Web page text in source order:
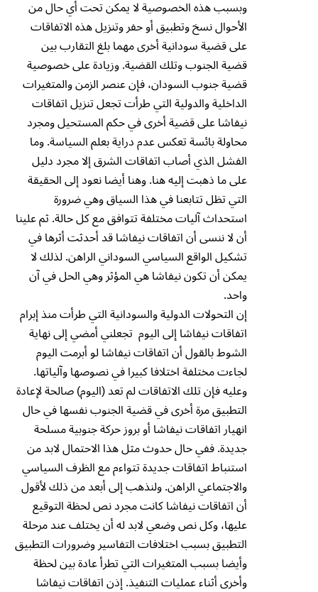
وبسبب هذه الخصوصية لا يمكن تحت أي حال من
الأحوال نسخ وتطبيق أو حفر وتنزيل هذه الاتفاقات
على قضية سودانية أخرى مهما بلغ التقارب بين
قضية الجنوب وتلك القضية. وزيادة على خصوصية
قضية جنوب السودان، فإن عنصر الزمن والمتغيرات
الداخلية والدولية التي طرأت تجعل تنزيل اتفاقات
نيفاشا على قضية أخرى في حكم المستحيل ومجرد
محاولة بائسة تعكس عدم دراية بعلم السياسة. وما
الفشل الذي أصاب اتفاقات الشرق إلا مجرد دليل
على ما ذهبت إليه هنا. وهنا أيضا نعود إلى الحقيقة
التي تظل تتابعنا في هذا السياق وهي ضرورة
استحداث آليات مختلفة تتوافق مع كل حالة. ثم علينا
أن لا ننسى أن اتفاقات نيفاشا قد أحدثت أثرها في
تشكيل الواقع السياسي السوداني الراهن. لذلك لا
يمكن أن تكون نيفاشا هي المؤثر وهي الحل في آن
واحد.
إن التحولات الدولية والسودانية التي طرأت منذ إبرام
اتفاقات نيفاشا إلى اليوم تجعلني أمضي إلى نهاية
الشوط بالقول أن اتفاقات نيفاشا لو أبرمت اليوم
لجاءت مختلفة اختلافا كبيرا في نصوصها وآلياتها.
وعليه فإن تلك الاتفاقات لم تعد (اليوم) صالحة لإعادة
التطبيق مرة أخرى في قضية الجنوب نفسها في حال
انهيار اتفاقات نيفاشا أو بروز حركة جنوبية مسلحة
جديدة. ففي حال حدوث مثل هذا الاحتمال لابد من
استنباط اتفاقات جديدة تتواءم مع الظرف السياسي
والاجتماعي الراهن. ولنذهب إلى أبعد من ذلك لأقول
أن اتفاقات نيفاشا كانت مجرد نص لحظة التوقيع
عليها، وكل نص وضعي لابد له أن يختلف عند مرحلة
التطبيق بسبب اختلافات التفاسير وضرورات التطبيق
وأيضا بسبب المتغيرات التي تطرأ عادة بين لحظة
وأخرى أثناء عمليات التنفيذ. إذن اتفاقات نيفاشا